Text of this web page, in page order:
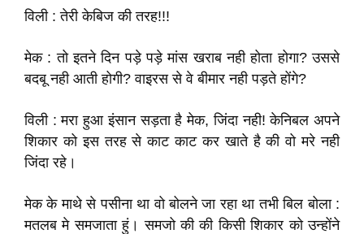
विली : तेरी केबिज की तरह!!!
मेक : तो इतने दिन पड़े पड़े मांस खराब नही होता होगा? उससे
बदबू नही आती होगी? वाइरस से वे बीमार नही पड़ते होंगे?
विली : मरा हुआ इंसान सड़ता है मेक, जिंदा नही! केनिबल अपने
शिकार को इस तरह से काट काट कर खाते है की वो मरे नही
जिंदा रहे।
मेक के माथे से पसीना था वो बोलने जा रहा था तभी बिल बोला :
मतलब मे समजाता हुं। समजो की की किसी शिकार को उन्होंने